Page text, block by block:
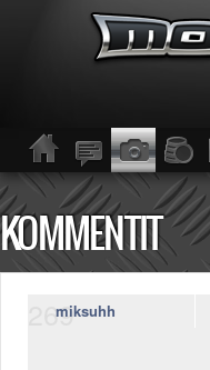
ETUSIVU
Moottoripyörät
Kevytmoottoripyörät
Mopot
KESKUSTELU
KOMMENTIT
269
miksuhh